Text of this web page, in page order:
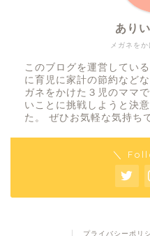
メガネを
あり
このブログを運営してい
に育児に家計の節約など
ガネをかけた３児のママ
いことに挑戦しようと決
た。 ぜひお気軽な気持ち
＼
プライバシーポリ
知育
”ありい